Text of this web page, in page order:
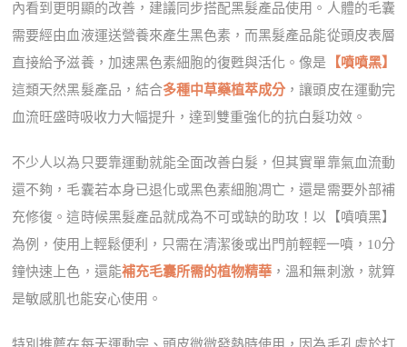
內看到更明顯的改善，建議同步搭配黑髮產品使用。人體的毛囊
需要經由血液運送營養來產生黑色素，而黑髮產品能從頭皮表層
直接給予滋養，加速黑色素細胞的復甦與活化。像是 【噴噴黑】
這類天然黑髮產品，結合多種中草藥植萃成分 ，讓頭皮在運動完
血流旺盛時吸收力大幅提升，達到雙重強化的抗白髮功效。
不少人以為只要靠運動就能全面改善白髮，但其實單靠氣血流動
還不夠，毛囊若本身已退化或黑色素細胞凋亡，還是需要外部補
充修復。這時候黑髮產品就成為不可或缺的助攻！以【噴噴黑】
為例，使用上輕鬆便利，只需在清潔後或出門前輕輕一噴，10分
鐘快速上色，還能補充毛囊所需的植物精華 ，溫和無刺激，就算
是敏感肌也能安心使用。